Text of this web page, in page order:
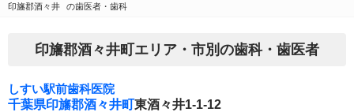
印旛郡酒々井
の歯医者・歯科
印旛郡酒々井町エリア・市別の歯科・歯医者
しすい駅前歯科医院
千葉県印旛郡酒々井町東酒々井1-1-12